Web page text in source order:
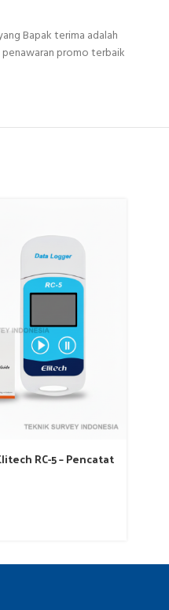
Bapak terima adalah
promo terbaik
RC-5 – Pencatat